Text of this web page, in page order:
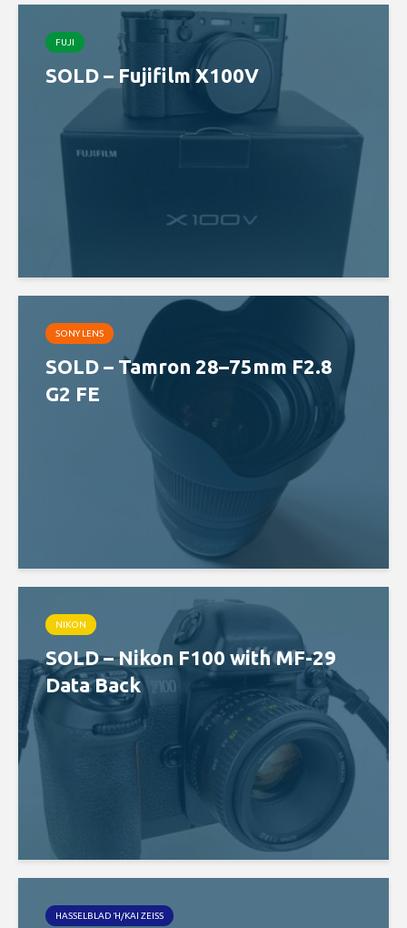
FUJI
SOLD – Fujifilm X100V
SONY LENS
SOLD – Tamron 28–75mm F2.8
G2 FE
NIKON
SOLD – Nikon F100 with MF-29
Data Back
HASSELBLAD Ή/ΚΑΙ ZEISS